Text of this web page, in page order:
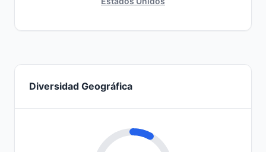
Diversidad Geográfica